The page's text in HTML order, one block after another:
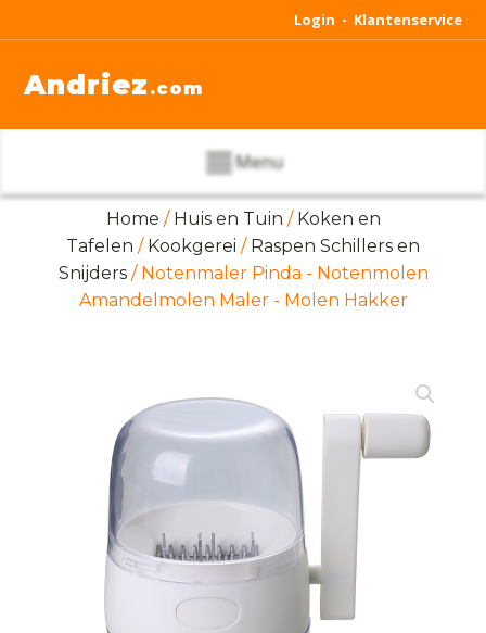
Login - Klantenservice
Andriez .com
Menu
Home / Huis en Tuin / Koken en
Tafelen / Kookgerei / Raspen Schillers en
Snijders/ Notenmaler Pinda - Notenmolen
Amandelmolen Maler - Molen Hakker